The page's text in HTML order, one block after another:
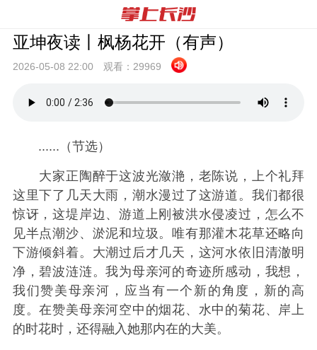
亚坤夜读丨枫杨花开（有声）
2026-05-08 22:00 观看： 29969
......（节选）
大家正陶醉于这波光潋滟，老陈说，上个礼拜
这里下了几天大雨，潮水漫过了这游道。我们都很
惊讶，这堤岸边、游道上刚被洪水侵凌过，怎么不
见半点潮沙、淤泥和垃圾。唯有那灌木花草还略向
下游倾斜着。大潮过后才几天，这河水依旧清澈明
净，碧波涟涟。我为母亲河的奇迹所感动，我想，
我们赞美母亲河，应当有一个新的角度，新的高
度。在赞美母亲河空中的烟花、水中的菊花、岸上
的时花时，还得融入她那内在的大美。